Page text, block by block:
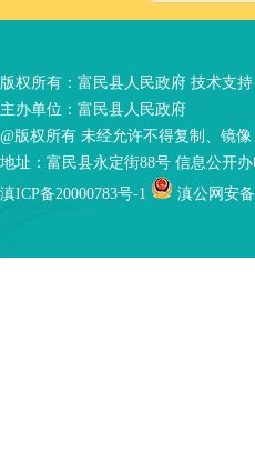
版权所有：富民县人民政府 技术支持
主办单位：富民县人民政府
@版权所有 未经允许不得复制、镜像
地址：富民县永定街88号 信息公开
滇ICP备20000783号-1
滇公网安备